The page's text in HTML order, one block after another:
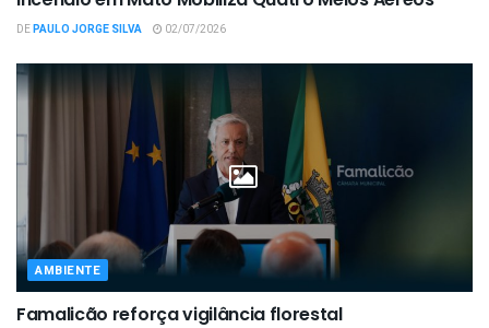
DEPAULO JORGE SILVA 02/07/2026
AMBIENTE
Famalicão reforça vigilância florestal